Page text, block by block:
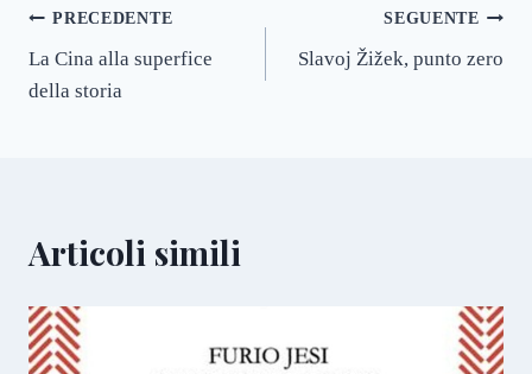
Navigazione
articoli
PRECEDENTE
La Cina alla superfice
della storia
SEGUENTE
Slavoj Žižek, punto zero
Articoli simili